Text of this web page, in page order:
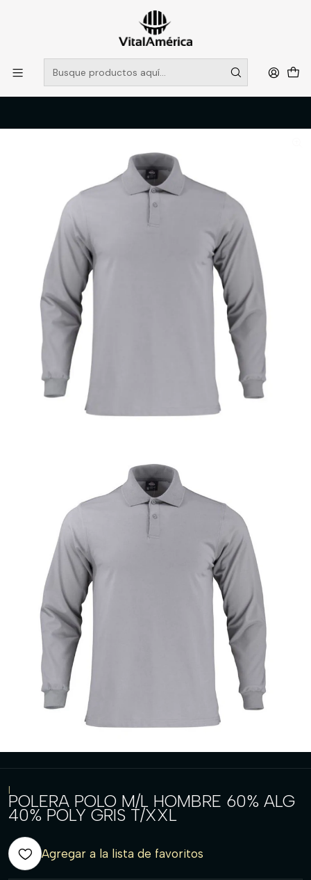
POR SISTEMA FRONTAL SOLO RETIROS EN TIENDA, DESDE
MUCHAS GRACIAS +569 5956 2237
Leer más
Catálogo
VESTIMENTA TECNICA Y CORPORATIVA
POLERAS Y CAMISAS
POLERA POLO M/L HOMBRE 60% ALG 40% POLY GRIS T/XXL
|
POLERA POLO M/L HOMBRE 60% ALG
40% POLY GRIS T/XXL
Agregar a la lista de favoritos